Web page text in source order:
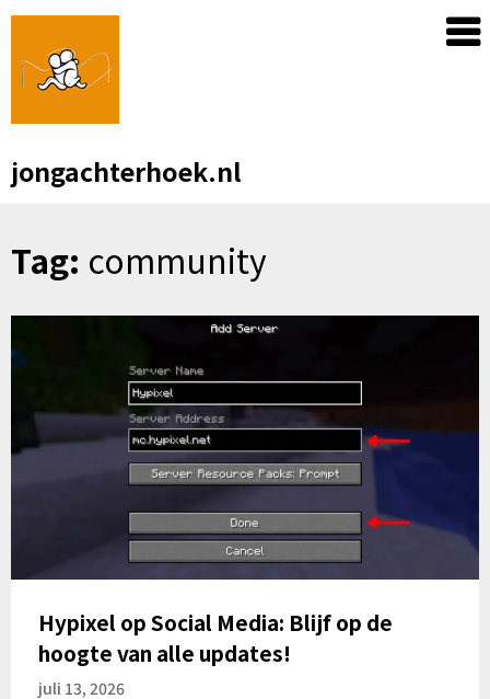
Skip
content
jongachterhoek.nl
Tag: community
Hypixel op Social Media: Blijf op de
hoogte van alle updates!
juli 13, 2026